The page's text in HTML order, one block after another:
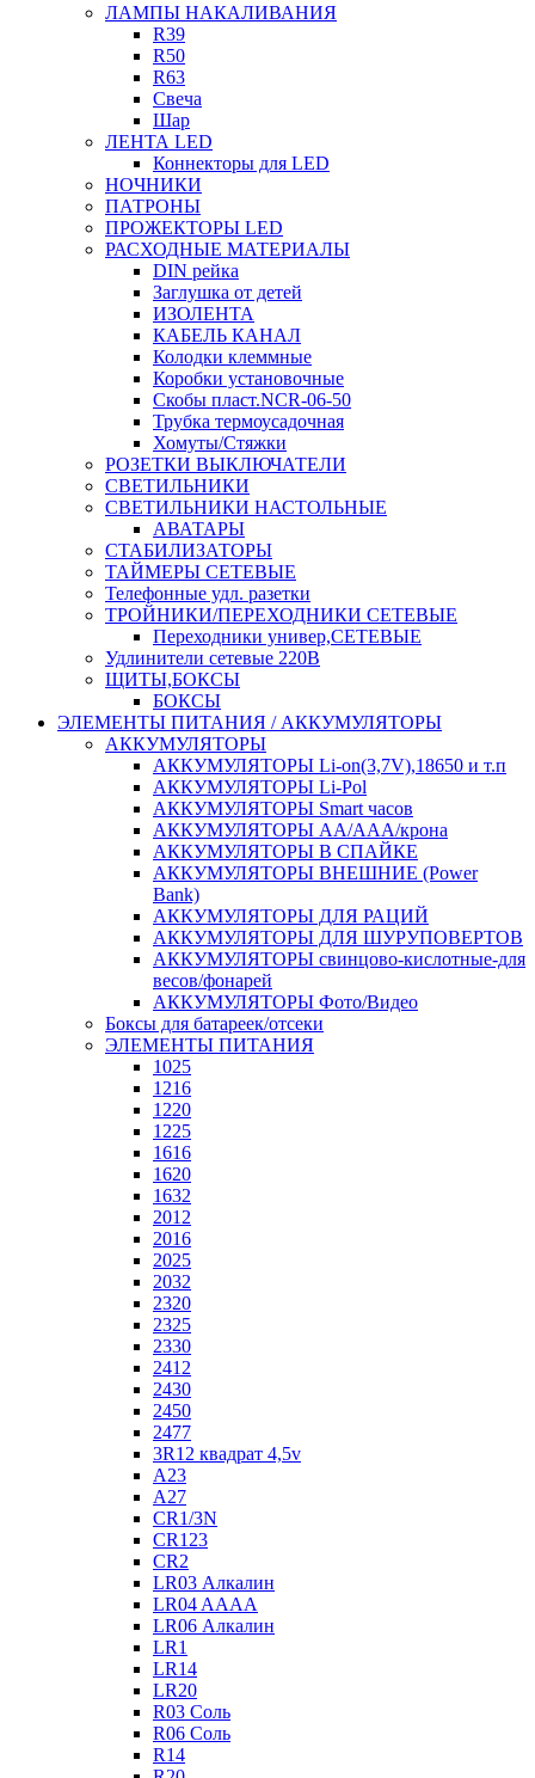
ЛАМПЫ НАКАЛИВАНИЯ
R39
R50
R63
Свеча
Шар
ЛЕНТА LED
Коннекторы для LED
НОЧНИКИ
ПАТРОНЫ
ПРОЖЕКТОРЫ LED
РАСХОДНЫЕ МАТЕРИАЛЫ
DIN рейка
Заглушка от детей
ИЗОЛЕНТА
КАБЕЛЬ КАНАЛ
Колодки клеммные
Коробки установочные
Скобы пласт.NCR-06-50
Трубка термоусадочная
Хомуты/Стяжки
РОЗЕТКИ ВЫКЛЮЧАТЕЛИ
СВЕТИЛЬНИКИ
СВЕТИЛЬНИКИ НАСТОЛЬНЫЕ
АВАТАРЫ
СТАБИЛИЗАТОРЫ
ТАЙМЕРЫ СЕТЕВЫЕ
Телефонные удл. разетки
ТРОЙНИКИ/ПЕРЕХОДНИКИ СЕТЕВЫЕ
Переходники универ,СЕТЕВЫЕ
Удлинители сетевые 220В
ЩИТЫ,БОКСЫ
БОКСЫ
ЭЛЕМЕНТЫ ПИТАНИЯ / АККУМУЛЯТОРЫ
АККУМУЛЯТОРЫ
АККУМУЛЯТОРЫ Li-on(3,7V),18650 и т.п
АККУМУЛЯТОРЫ Li-Pol
АККУМУЛЯТОРЫ Smart часов
АККУМУЛЯТОРЫ АА/ААА/крона
АККУМУЛЯТОРЫ В СПАЙКЕ
АККУМУЛЯТОРЫ ВНЕШНИЕ (Power
Bank)
АККУМУЛЯТОРЫ ДЛЯ РАЦИЙ
АККУМУЛЯТОРЫ ДЛЯ ШУРУПОВЕРТОВ
АККУМУЛЯТОРЫ свинцово-кислотные-для
весов/фонарей
АККУМУЛЯТОРЫ Фото/Видео
Боксы для батареек/отсеки
ЭЛЕМЕНТЫ ПИТАНИЯ
1025
1216
1220
1225
1616
1620
1632
2012
2016
2025
2032
2320
2325
2330
2412
2430
2450
2477
3R12 квадрат 4,5v
A23
A27
CR1/3N
CR123
CR2
LR03 Алкалин
LR04 AAAA
LR06 Алкалин
LR1
LR14
LR20
R03 Соль
R06 Соль
R14